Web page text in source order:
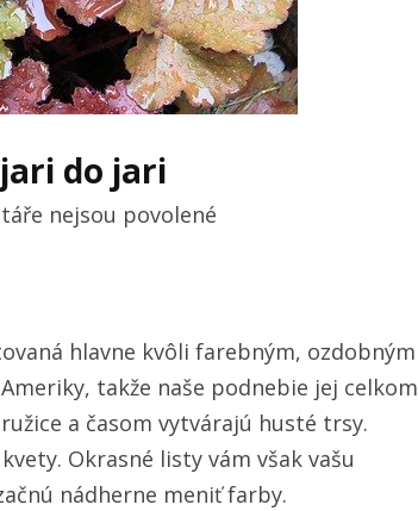
do jari
nejsou povolenéu
Záplava
farebných
listov
od
jari
hlavne kvôli farebným, ozdobným
takže naše podnebie jej celkom
a časom vytvárajú husté trsy.
Okrasné listy vám však vašu
nádherne meniť farby.